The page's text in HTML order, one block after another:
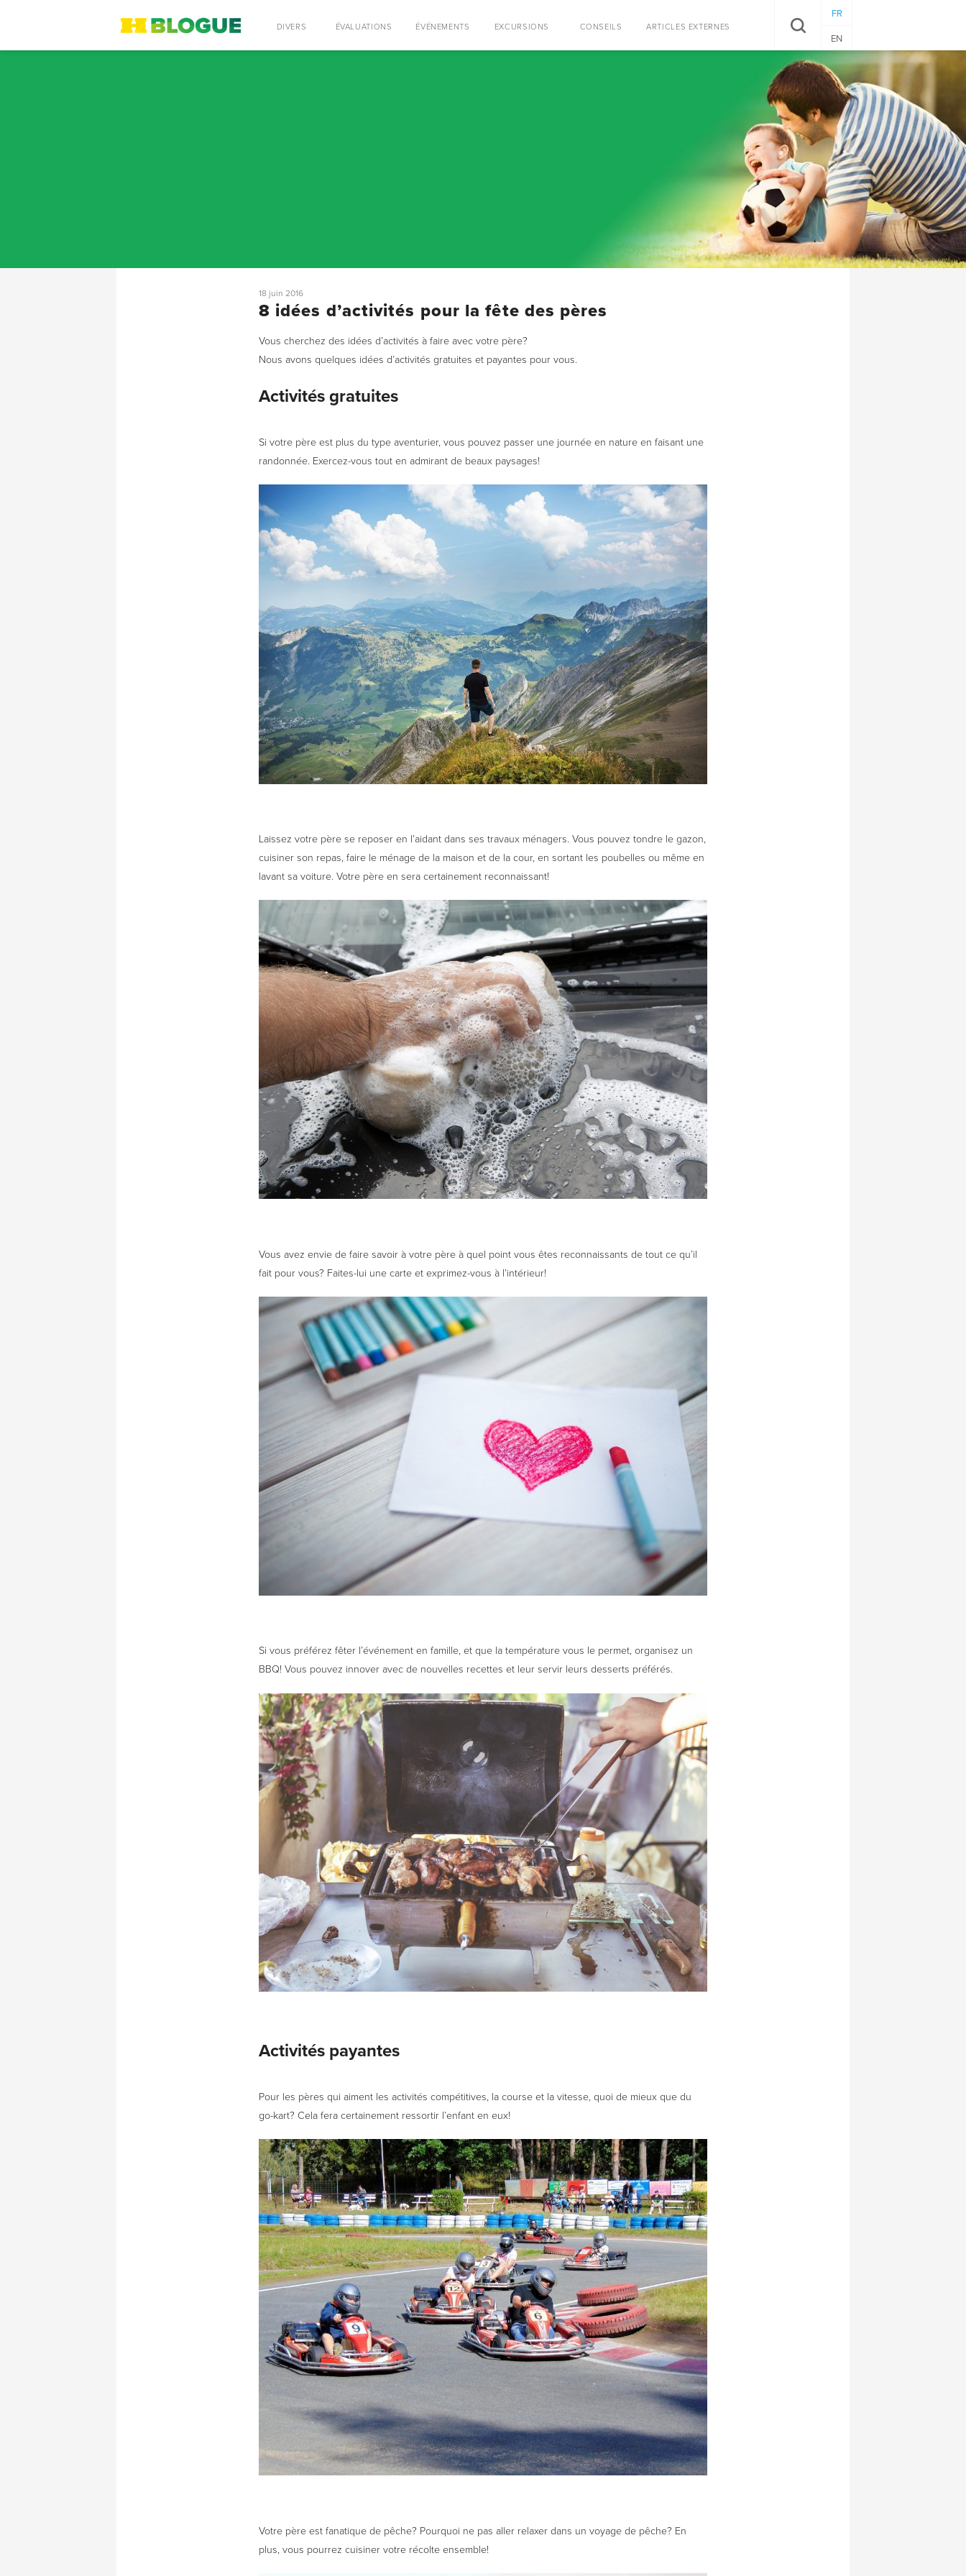
DIVERS ÉVALUATIONS ÉVÉNEMENTS EXCURSIONS CONSEILS ARTICLES EXTERNES
FR
EN
RECHERCHE RECHERCHER
18 juin 2016
8 idées d’activités pour la fête des pères
Vous cherchez des idées d’activités à faire avec votre père?
Nous avons quelques idées d’activités gratuites et payantes pour vous.
Activités gratuites
Si votre père est plus du type aventurier, vous pouvez passer une journée en nature en faisant une
randonnée. Exercez-vous tout en admirant de beaux paysages!
Laissez votre père se reposer en l’aidant dans ses travaux ménagers. Vous pouvez tondre le gazon,
cuisiner son repas, faire le ménage de la maison et de la cour, en sortant les poubelles ou même en
lavant sa voiture. Votre père en sera certainement reconnaissant!
Vous avez envie de faire savoir à votre père à quel point vous êtes reconnaissants de tout ce qu’il
fait pour vous? Faites-lui une carte et exprimez-vous à l’intérieur!
Si vous préférez fêter l’événement en famille, et que la température vous le permet, organisez un
BBQ! Vous pouvez innover avec de nouvelles recettes et leur servir leurs desserts préférés.
Activités payantes
Pour les pères qui aiment les activités compétitives, la course et la vitesse, quoi de mieux que du
go-kart? Cela fera certainement ressortir l’enfant en eux!
Votre père est fanatique de pêche? Pourquoi ne pas aller relaxer dans un voyage de pêche? En
plus, vous pourrez cuisiner votre récolte ensemble!